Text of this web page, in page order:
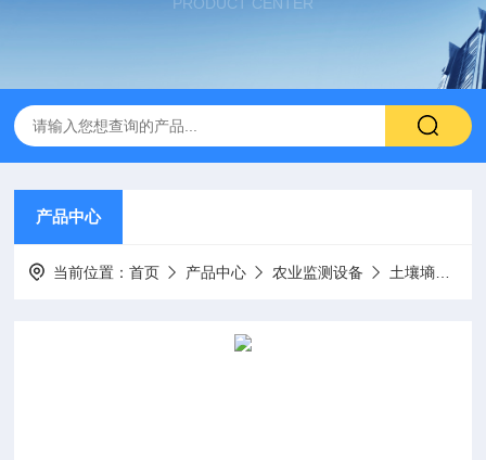
产品中心
当前位置：首页 产品中心 农业监测设备 土壤墒情监测系统